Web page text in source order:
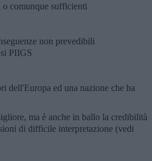
comunque sufficienti
non prevedibili
PIIGS
dell'Europa ed una nazione che ha
ma è anche in ballo la credibilità
di difficile interpretazione (vedi